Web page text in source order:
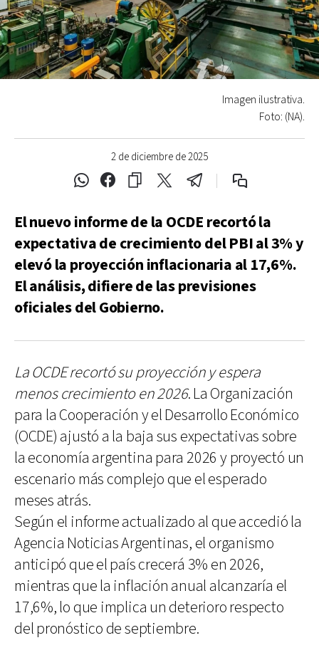
2 de diciembre de 2025
Imagen ilustrativa.
Foto: (NA).
El nuevo informe de la OCDE recortó la
expectativa de crecimiento del PBI al 3% y
elevó la proyección inflacionaria al 17,6%.
El análisis, difiere de las previsiones
oficiales del Gobierno.
La OCDE recortó su proyección y espera
menos crecimiento en 2026. La Organización
para la Cooperación y el Desarrollo Económico
(OCDE) ajustó a la baja sus expectativas sobre
la economía argentina para 2026 y proyectó un
escenario más complejo que el esperado
meses atrás.
Según el informe actualizado al que accedió la
Agencia Noticias Argentinas, el organismo
anticipó que el país crecerá 3% en 2026,
mientras que la inflación anual alcanzaría el
17,6%, lo que implica un deterioro respecto
del pronóstico de septiembre.